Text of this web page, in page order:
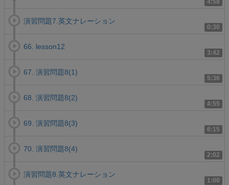
4:58
0:30
演習問題7.英文ナレーション
3:42
66. lesson12
5:36
67. 演習問題8(1)
4:55
68. 演習問題8(2)
6:15
69. 演習問題8(3)
2:02
70. 演習問題8(4)
1:00
演習問題8.英文ナレーション